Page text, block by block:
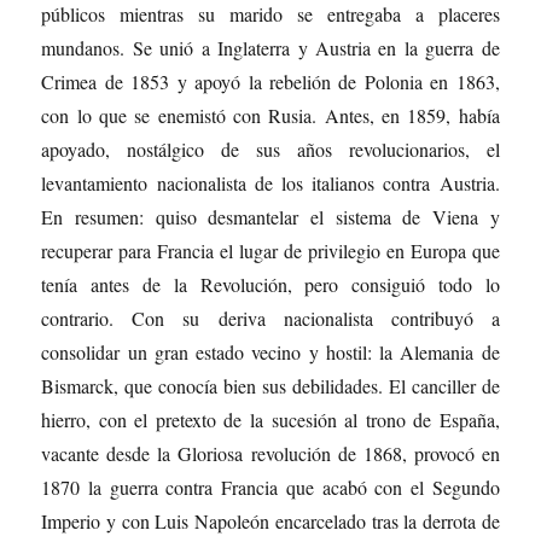
públicos mientras su marido se entregaba a placeres
mundanos. Se unió a Inglaterra y Austria en la guerra de
Crimea de 1853 y apoyó la rebelión de Polonia en 1863,
con lo que se enemistó con Rusia. Antes, en 1859, había
apoyado, nostálgico de sus años revolucionarios, el
levantamiento nacionalista de los italianos contra Austria.
En resumen: quiso desmantelar el sistema de Viena y
recuperar para Francia el lugar de privilegio en Europa que
tenía antes de la Revolución, pero consiguió todo lo
contrario. Con su deriva nacionalista contribuyó a
consolidar un gran estado vecino y hostil: la Alemania de
Bismarck, que conocía bien sus debilidades. El canciller de
hierro, con el pretexto de la sucesión al trono de España,
vacante desde la Gloriosa revolución de 1868, provocó en
1870 la guerra contra Francia que acabó con el Segundo
Imperio y con Luis Napoleón encarcelado tras la derrota de